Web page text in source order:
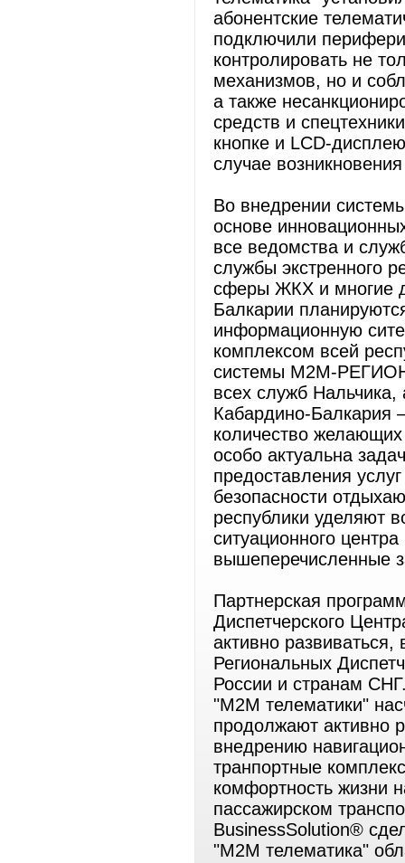
абонентские
подключили
контролировать не
механизмов, но и
а также
средств и
кнопке и LCD-
случае
Во внедрении
основе
все ведомства и
службы экстренного
сферы ЖКХ и многие
Балкарии
информационную
комплексом всей
системы М2М-РЕГИОН
всех служб
Кабардино-Балкария
количество желающих
особо актуальна
предоставления
безопасности
республики уделяют
ситуационного
вышеперечисленные
Партнерская
Диспетчерского
активно
Региональных
России и странам
"М2М телематики"
продолжают активно
внедрению
транпортные
комфортность жизни
пассажирском
BusinessSolution®
"М2М телематика"